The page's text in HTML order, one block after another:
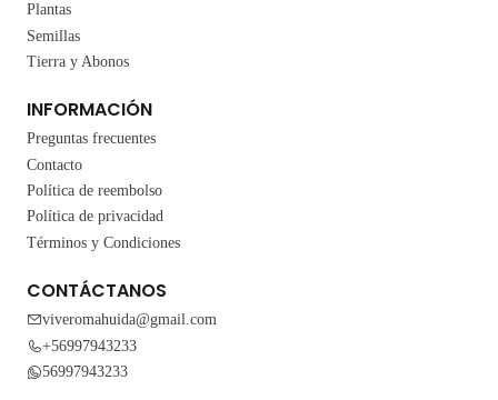
Plantas
Semillas
Tierra y Abonos
INFORMACIÓN
Preguntas frecuentes
Contacto
Política de reembolso
Política de privacidad
Términos y Condiciones
CONTÁCTANOS
viveromahuida@gmail.com
+56997943233
56997943233